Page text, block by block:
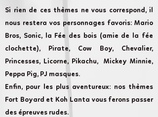
Si rien de ces thèmes ne vous correspond, il
nous restera vos personnages favoris: Mario
Bros, Sonic, la Fée des bois (amie de la fée
clochette), Pirate, Cow Boy, Chevalier,
Princesses, Licorne, Pikachu, Mickey Minnie,
Peppa Pig, PJ masques.
Enfin, pour les plus aventureux: nos thèmes
Fort Boyard et Koh Lanta vous ferons passer
des épreuves rudes.